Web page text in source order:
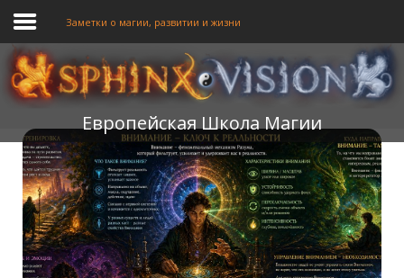
ГЛАВНАЯ
ОБУЧЕНИЕ
ТЕОРИЯ
МЫ
ФОРУМ
Заметки о магии, развитии и жизни
Европейская Школа Магии